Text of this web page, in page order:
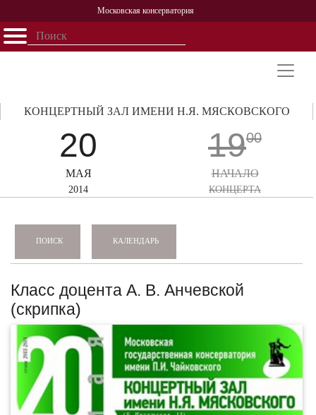
Московская консерватория
Открыть - закрыть
Персоналии
История
20
МАЯ
2014
КОНЦЕРТНЫЙ ЗАЛ ИМЕНИ Н.Я. МЯСКОВСКОГО
1900
НАЧАЛО
КОНЦЕРТА
ПОИСК КАЛЕНДАРЬ
Класс доцента А. В. Анчевской
(скрипка)